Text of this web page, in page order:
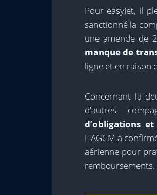
Pour easyJet, il
sanctionné la
une amende de
manque de
ligne et en raison
Concernant la
d'autres
d’obligations
L'AGCM a
aérienne pour
remboursements.